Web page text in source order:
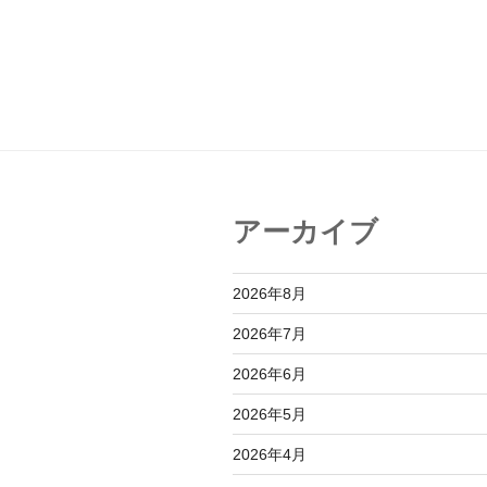
アーカイブ
2026年8月
2026年7月
2026年6月
2026年5月
2026年4月